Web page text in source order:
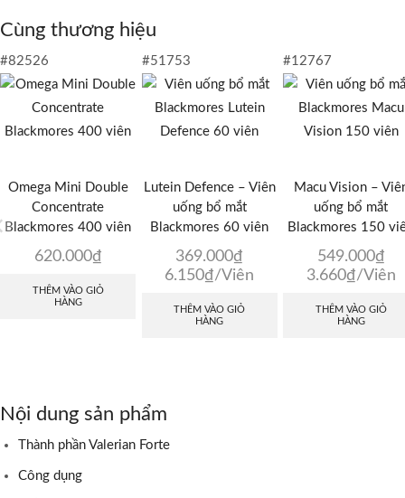
Cùng thương hiệu
#82526
Omega Mini Double
Concentrate
Blackmores 400 viên
620.000₫
THÊM VÀO GIỎ
HÀNG
#51753
Lutein Defence – Viên
uống bổ mắt
Blackmores 60 viên
369.000₫
6.150₫/Viên
THÊM VÀO GIỎ
HÀNG
#12767
Macu Vision –
uống bổ mắt
Blackmores 150
549.000₫
3.660₫/Viên
THÊM VÀO GIỎ
HÀNG
Nội dung sản phẩm
Thành phần Valerian Forte
Công dụng